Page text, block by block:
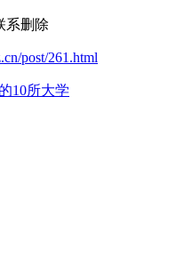
系删除
post/261.html
10所大学